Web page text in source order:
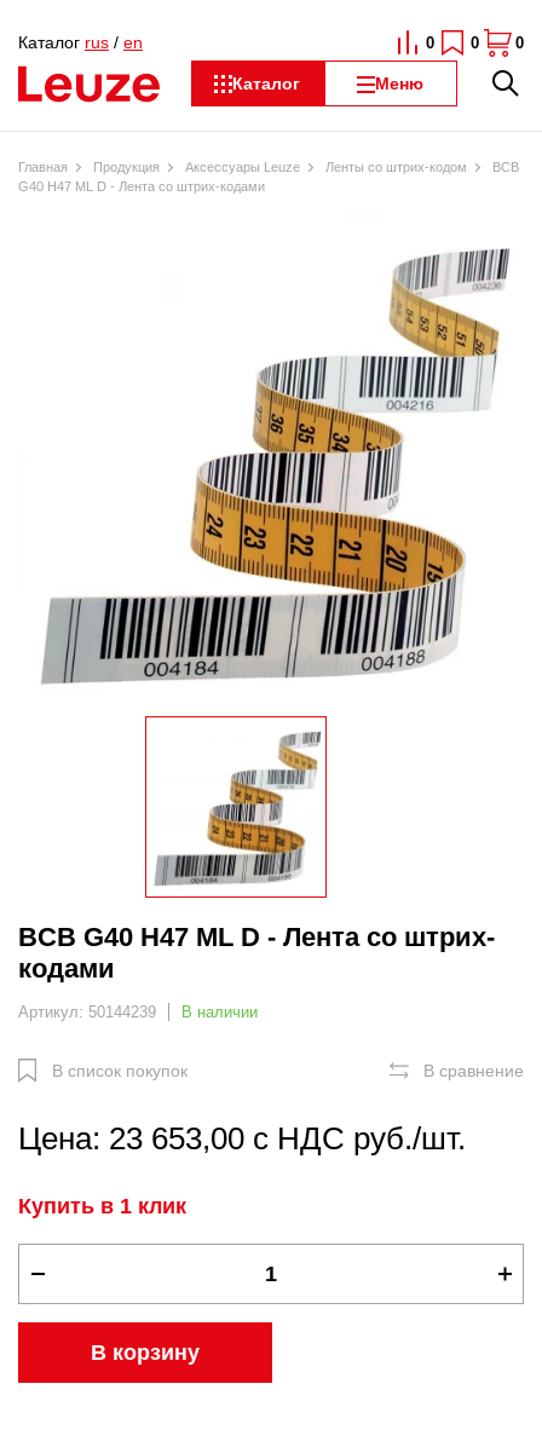
Каталог Меню
Каталог rus / en 0 0 0
Главная Продукция Аксессуары Leuze Ленты со штрих-кодом
BCB
G40 H47 ML D - Лента со штрих-кодами
BCB G40 H47 ML D - Лента со штрих-
кодами
Артикул: 50144239 В наличии
В список покупок В сравнение
Цена: 23 653,00 с НДС руб./шт.
Купить в 1 клик
В корзину